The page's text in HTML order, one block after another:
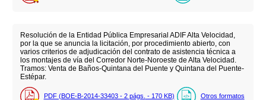
Resolución de la Entidad Pública Empresarial ADIF Alta Velocidad,
por la que se anuncia la licitación, por procedimiento abierto, con
varios criterios de adjudicación del contrato de asistencia técnica a
los montajes de vía del Corredor Norte-Noroeste de Alta Velocidad.
Tramos: Venta de Baños-Quintana del Puente y Quintana del Puente-
Estépar.
PDF (BOE-B-2014-33403 - 2 págs. - 170 KB) Otros formatos